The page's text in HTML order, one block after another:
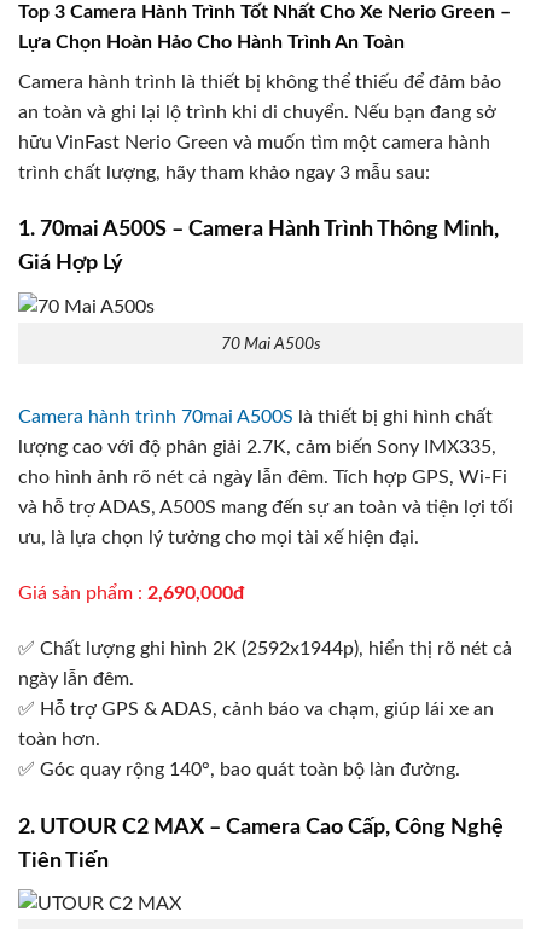
Top 3 Camera Hành Trình Tốt Nhất Cho Xe Nerio Green –
Lựa Chọn Hoàn Hảo Cho Hành Trình An Toàn
Camera hành trình là thiết bị không thể thiếu để đảm bảo
an toàn và ghi lại lộ trình khi di chuyển. Nếu bạn đang sở
hữu VinFast Nerio Green và muốn tìm một camera hành
trình chất lượng, hãy tham khảo ngay 3 mẫu sau:
1. 70mai A500S – Camera Hành Trình Thông Minh,
Giá Hợp Lý
70 Mai A500s
Camera hành trình 70mai A500S là thiết bị ghi hình chất
lượng cao với độ phân giải 2.7K, cảm biến Sony IMX335,
cho hình ảnh rõ nét cả ngày lẫn đêm. Tích hợp GPS, Wi-Fi
và hỗ trợ ADAS, A500S mang đến sự an toàn và tiện lợi tối
ưu, là lựa chọn lý tưởng cho mọi tài xế hiện đại.
Giá sản phẩm : 2,690,000đ
✅ Chất lượng ghi hình 2K (2592x1944p), hiển thị rõ nét cả
ngày lẫn đêm.
✅ Hỗ trợ GPS & ADAS, cảnh báo va chạm, giúp lái xe an
toàn hơn.
✅ Góc quay rộng 140°, bao quát toàn bộ làn đường.
2. UTOUR C2 MAX – Camera Cao Cấp, Công Nghệ
Tiên Tiến